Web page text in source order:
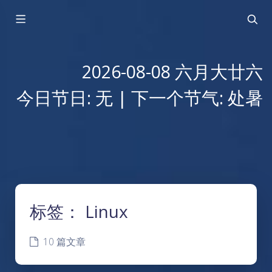
2026-08-08 六月大廿六
今日节日: 无 | 下一个节气: 处暑
标签： Linux
10 篇文章